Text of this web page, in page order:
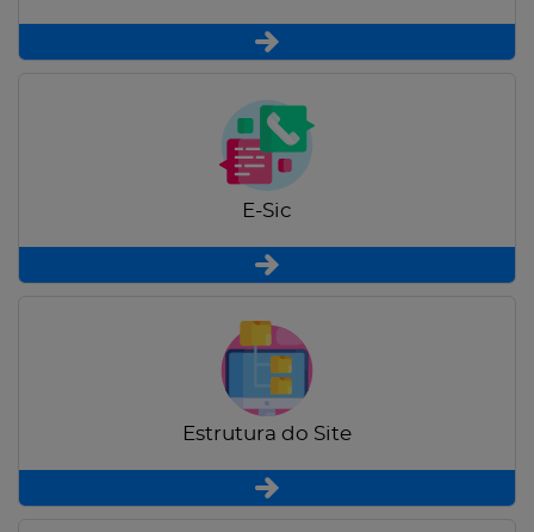
E-Sic
Estrutura do Site